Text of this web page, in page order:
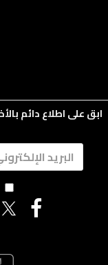
ابق على اطلاع دائم